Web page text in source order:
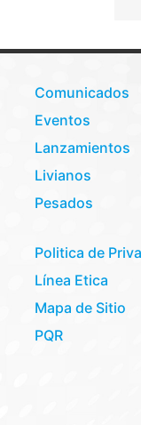
Comunicados
Eventos
Lanzamientos
Livianos
Pesados
Politica de
Línea Etica
Mapa de Sitio
PQR